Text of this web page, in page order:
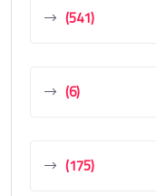
(541)
(6)
(175)